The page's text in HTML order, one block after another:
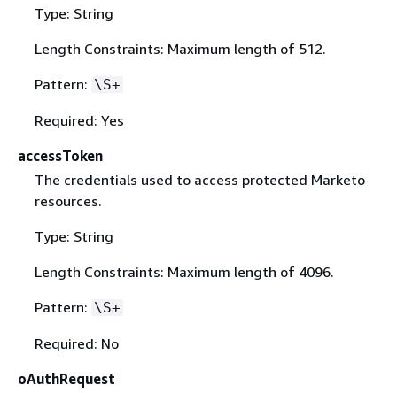
Type: String
Length Constraints: Maximum length of 512.
Pattern: \S+
Required: Yes
accessToken
The credentials used to access protected Marketo
resources.
Type: String
Length Constraints: Maximum length of 4096.
Pattern: \S+
Required: No
oAuthRequest